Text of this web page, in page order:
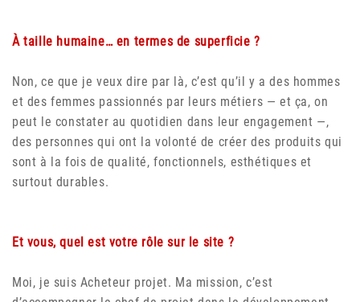
À taille humaine… en termes de superficie ?
Non, ce que je veux dire par là, c’est qu’il y a des hommes
et des femmes passionnés par leurs métiers — et ça, on
peut le constater au quotidien dans leur engagement —,
des personnes qui ont la volonté de créer des produits qui
sont à la fois de qualité, fonctionnels, esthétiques et
surtout durables.
Et vous, quel est votre rôle sur le site ?
Moi, je suis Acheteur projet. Ma mission, c’est